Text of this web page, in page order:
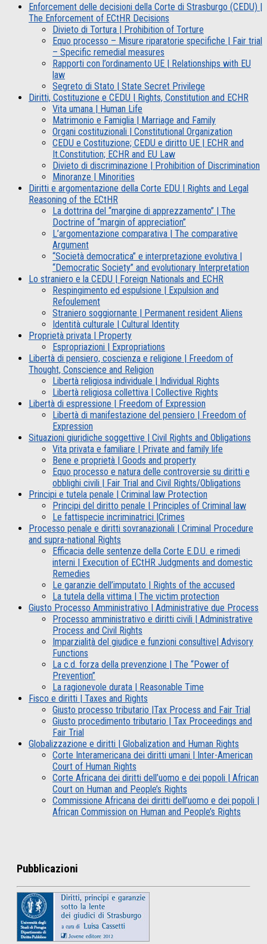
Enforcement delle decisioni della Corte di Strasburgo (CEDU) |
The Enforcement of ECtHR Decisions
Divieto di Tortura | Prohibition of Torture
Equo processo – Misure riparatorie specifiche | Fair trial
– Specific remedial measures
Rapporti con l’ordinamento UE | Relationships with EU
law
Segreto di Stato | State Secret Privilege
Diritti, Costituzione e CEDU | Rights, Constitution and ECHR
Vita umana | Human Life
Matrimonio e Famiglia | Marriage and Family
Organi costituzionali | Constitutional Organization
CEDU e Costituzione; CEDU e diritto UE | ECHR and
It.Constitution; ECHR and EU Law
Divieto di discriminazione | Prohibition of Discrimination
Minoranze | Minorities
Diritti e argomentazione della Corte EDU | Rights and Legal
Reasoning of the ECtHR
La dottrina del “margine di apprezzamento” | The
Doctrine of “margin of appreciation”
L’argomentazione comparativa | The comparative
Argument
“Società democratica” e interpretazione evolutiva |
“Democratic Society” and evolutionary Interpretation
Lo straniero e la CEDU | Foreign Nationals and ECHR
Respingimento ed espulsione | Expulsion and
Refoulement
Straniero soggiornante | Permanent resident Aliens
Identità culturale | Cultural Identity
Proprietà privata | Property
Espropriazioni | Expropriations
Libertà di pensiero, coscienza e religione | Freedom of
Thought, Conscience and Religion
Libertà religiosa individuale | Individual Rights
Libertà religiosa collettiva | Collective Rights
Libertà di espressione | Freedom of Expression
Libertà di manifestazione del pensiero | Freedom of
Expression
Situazioni giuridiche soggettive | Civil Rights and Obligations
Vita privata e familiare | Private and family life
Bene e proprietà | Goods and property
Equo processo e natura delle controversie su diritti e
obblighi civili | Fair Trial and Civil Rights/Obligations
Principi e tutela penale | Criminal law Protection
Principi del diritto penale | Principles of Criminal law
Le fattispecie incriminatrici |Crimes
Processo penale e diritti sovranazionali | Criminal Procedure
and supra-national Rights
Efficacia delle sentenze della Corte E.D.U. e rimedi
interni | Execution of ECtHR Judgments and domestic
Remedies
Le garanzie dell’imputato | Rights of the accused
La tutela della vittima | The victim protection
Giusto Processo Amministrativo | Administrative due Process
Processo amministrativo e diritti civili | Administrative
Process and Civil Rights
Imparzialità del giudice e funzioni consultive| Advisory
Functions
La c.d. forza della prevenzione | The “Power of
Prevention”
La ragionevole durata | Reasonable Time
Fisco e diritti | Taxes and Rights
Giusto processo tributario |Tax Process and Fair Trial
Giusto procedimento tributario | Tax Proceedings and
Fair Trial
Globalizzazione e diritti | Globalization and Human Rights
Corte Interamericana dei diritti umani | Inter-American
Court of Human Rights
Corte Africana dei diritti dell’uomo e dei popoli | African
Court on Human and People’s Rights
Commissione Africana dei diritti dell’uomo e dei popoli |
African Commission on Human and People’s Rights
Pubblicazioni